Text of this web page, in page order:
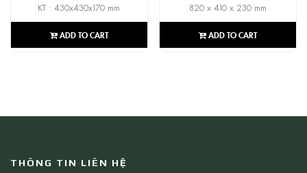
KT : 430x430x170 mm
ADD TO CART
820 x 410 x 230 mm
ADD TO CART
THÔNG TIN LIÊN HỆ